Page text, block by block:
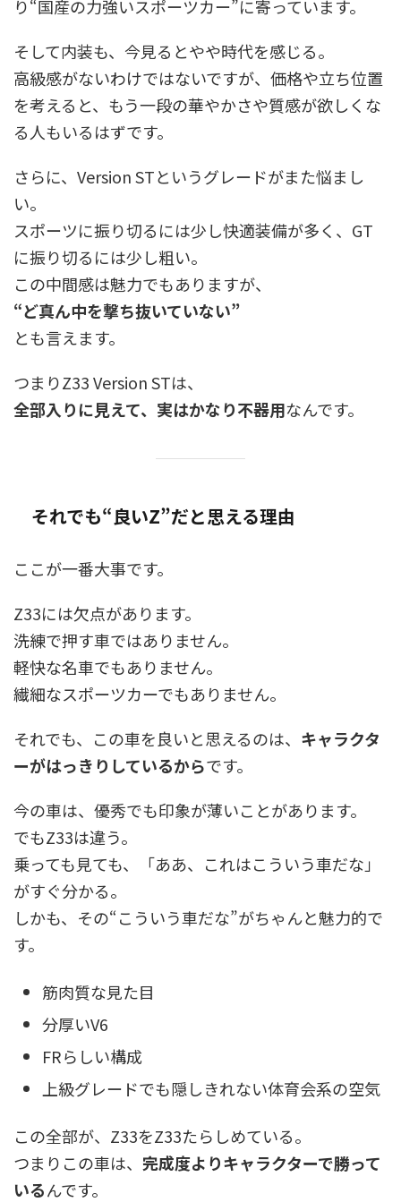
り“国産の力強いスポーツカー”に寄っています。
そして内装も、今見るとやや時代を感じる。
高級感がないわけではないですが、価格や立ち位置
を考えると、もう一段の華やかさや質感が欲しくな
る人もいるはずです。
さらに、Version STというグレードがまた悩まし
い。
スポーツに振り切るには少し快適装備が多く、GT
に振り切るには少し粗い。
この中間感は魅力でもありますが、
“ど真ん中を撃ち抜いていない”
とも言えます。
つまりZ33 Version STは、
全部入りに見えて、実はかなり不器用なんです。
それでも“良いZ”だと思える理由
ここが一番大事です。
Z33には欠点があります。
洗練で押す車ではありません。
軽快な名車でもありません。
繊細なスポーツカーでもありません。
それでも、この車を良いと思えるのは、 キャラクタ
ーがはっきりしているからです。
今の車は、優秀でも印象が薄いことがあります。
でもZ33は違う。
乗っても見ても、「ああ、これはこういう車だな」
がすぐ分かる。
しかも、その“こういう車だな”がちゃんと魅力的で
す。
筋肉質な見た目
分厚いV6
FRらしい構成
上級グレードでも隠しきれない体育会系の空気
この全部が、Z33をZ33たらしめている。
つまりこの車は、 完成度よりキャラクターで勝って
いるんです。